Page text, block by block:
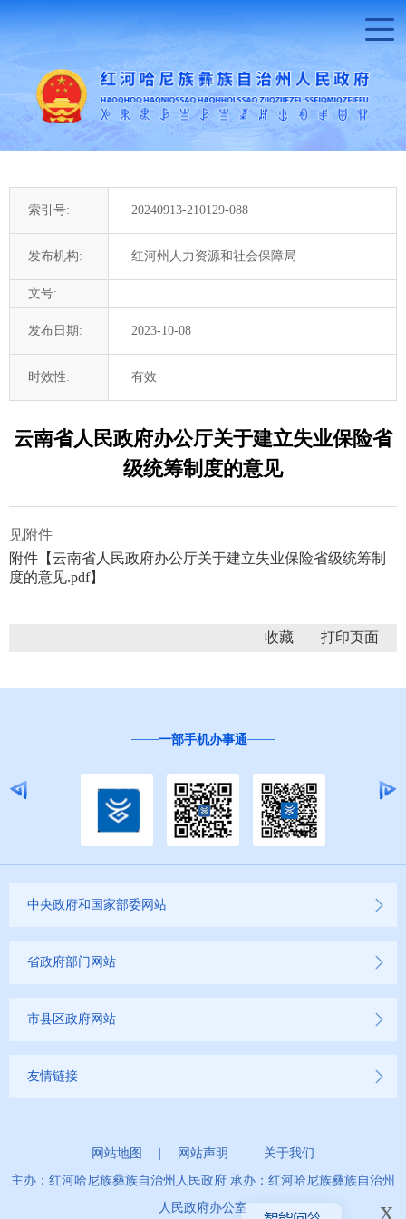
索引号: 20240913-210129-088
发布机构: 红河州人力资源和社会保障局
文号:
发布日期: 2023-10-08
时效性: 有效
云南省人民政府办公厅关于建立失业保险省
级统筹制度的意见
见附件
附件【云南省人民政府办公厅关于建立失业保险省级统筹制
度的意见.pdf】
收藏
一部手机办事通
中央政府和国家部委网站
省政府部门网站
市县区政府网站
友情链接
网站地图 网站声明
关于我们
主办：红河哈尼族彝族自治州人民政府 承办：红河哈尼族彝族自治州
人民政府办公室
x